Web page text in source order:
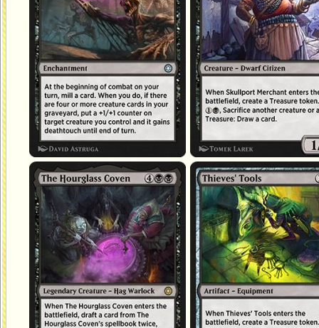
L'assemblée du Sablier Outils de voleur